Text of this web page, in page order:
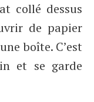
collé dessus
de papier
boîte. C’est
et se garde